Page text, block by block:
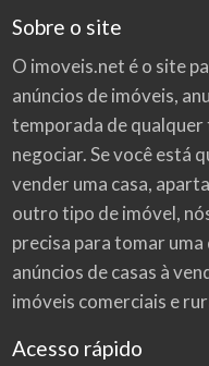
Sobre o site
O imoveis.net é o site
anúncios de imóveis,
temporada de qualquer
negociar. Se você está
vender uma casa,
outro tipo de imóvel,
precisa para tomar
anúncios de casas à
imóveis comerciais e
Acesso rápido